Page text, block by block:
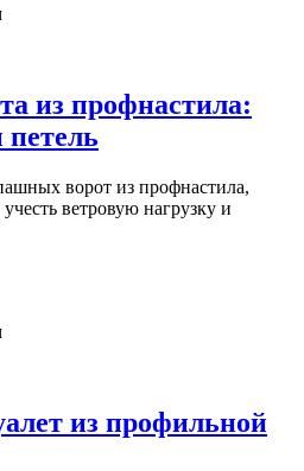
из профнастила:
петель
ворот из профнастила,
ветровую нагрузку и
из профильной